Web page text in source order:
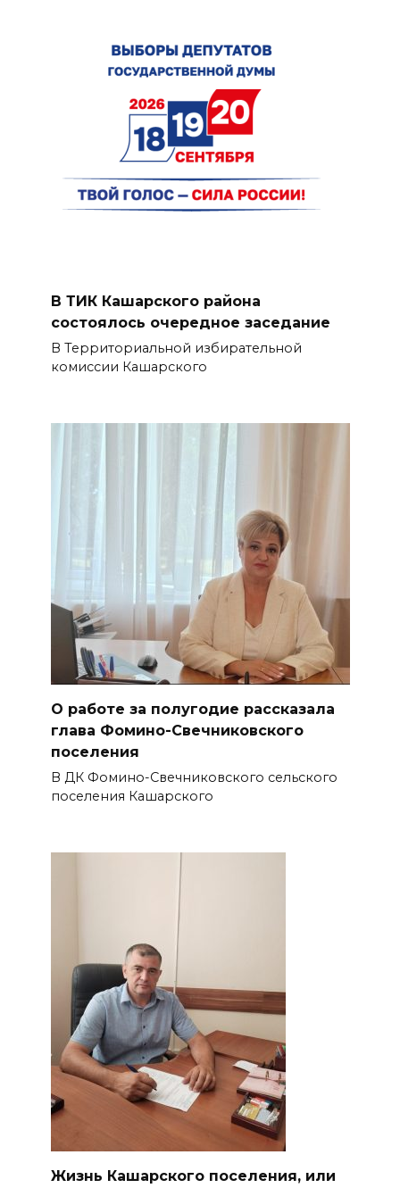
В ТИК Кашарского района
состоялось очередное заседание
В Территориальной избирательной
комиссии Кашарского
О работе за полугодие рассказала
глава Фомино-Свечниковского
поселения
В ДК Фомино-Свечниковского сельского
поселения Кашарского
Жизнь Кашарского поселения, или